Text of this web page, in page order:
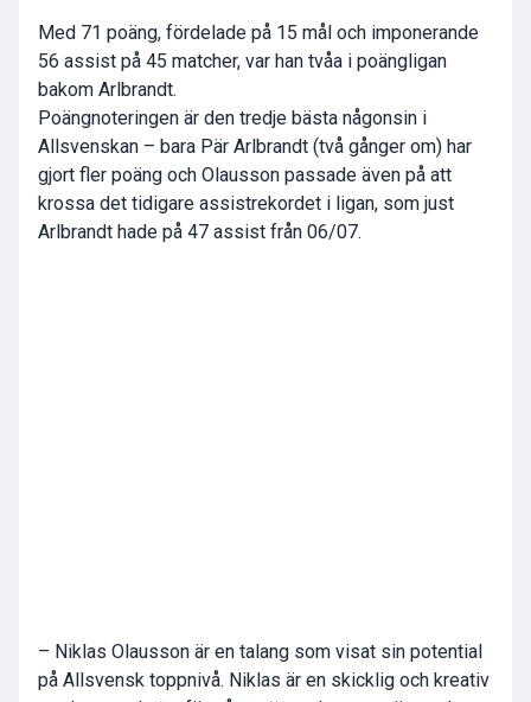
Med 71 poäng, fördelade på 15 mål och imponerande
56 assist på 45 matcher, var han tvåa i poängligan
bakom Arlbrandt.
Poängnoteringen är den tredje bästa någonsin i
Allsvenskan – bara Pär Arlbrandt (två gånger om) har
gjort fler poäng och Olausson passade även på att
krossa det tidigare assistrekordet i ligan, som just
Arlbrandt hade på 47 assist från 06/07.
– Niklas Olausson är en talang som visat sin potential
på Allsvensk toppnivå. Niklas är en skicklig och kreativ